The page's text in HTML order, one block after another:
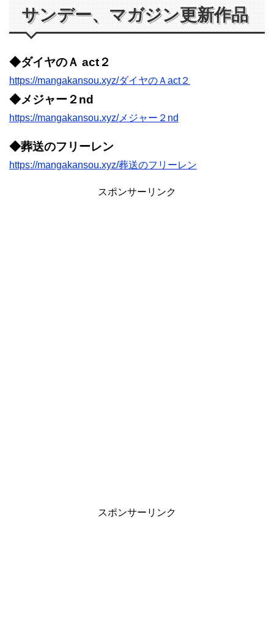
サンデー、マガジン更新作品
◆ダイヤのＡ act２
https://mangakansou.xyz/ダイヤのＡact２
◆メジャー２nd
https://mangakansou.xyz/メジャー２nd
◆葬送のフリーレン
https://mangakansou.xyz/葬送のフリーレン
スポンサーリンク
スポンサーリンク